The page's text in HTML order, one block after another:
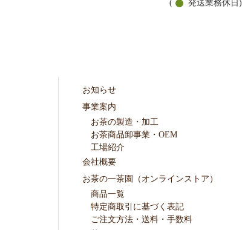
( 発送業務休日)
お知らせ
事業案内
お茶の製造・加工
お茶商品卸事業・OEM
工場紹介
会社概要
お茶の一茶園（オンラインストア）
商品一覧
特定商取引に基づく表記
ご注文方法・送料・手数料